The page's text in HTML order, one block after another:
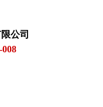
公司
008